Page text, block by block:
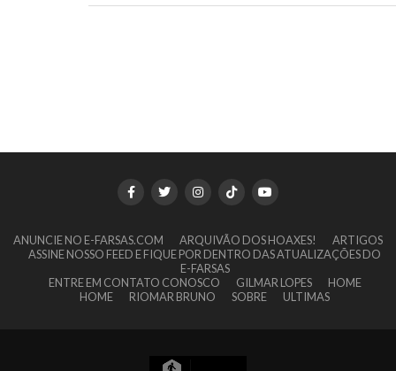
ANUNCIE NO E-FARSAS.COM ARQUIVÃO DOS HOAXES!
ARTIGOS
ASSINE NOSSO FEED E FIQUE POR DENTRO DAS ATUALIZAÇÕES DO
E-FARSAS
ENTRE EM CONTATO CONOSCO
GILMAR LOPES
HOME
HOME
RIOMAR BRUNO SOBRE ULTIMAS